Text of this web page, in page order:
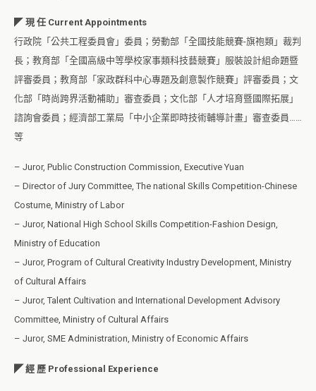
◤ 現 任 Current Appointments
行政院「公共工程委員會」委員；勞動部「全國技能競賽-旗袍類」裁判
長；教育部「全國高級中等學校家事類科技藝競賽」服裝設計組命題暨
評審委員；教育部「家政群科中心專題及創意製作競賽」評審委員；文
化部「時尚跨界活動補助」審查委員；文化部「人才培育暨國際拓展」
諮詢會委員；經濟部工業局「中小企業即時技術輔導計畫」審查委員……
等
– Juror, Public Construction Commission, Executive Yuan
– Director of Jury Committee, The national Skills Competition-Chinese
Costume, Ministry of Labor
– Juror, National High School Skills Competition-Fashion Design,
Ministry of Education
– Juror, Program of Cultural Creativity Industry Development, Ministry
of Cultural Affairs
– Juror, Talent Cultivation and International Development Advisory
Committee, Ministry of Cultural Affairs
– Juror, SME Administration, Ministry of Economic Affairs
◤ 經 歷 Professional Experience